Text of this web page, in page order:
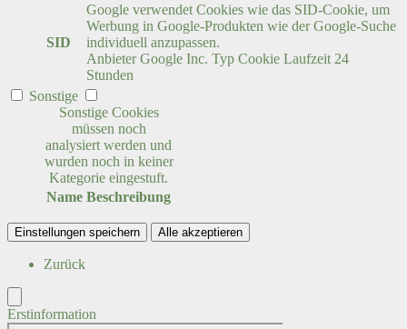
SID
Google verwendet Cookies wie das SID-Cookie, um
Werbung in Google-Produkten wie der Google-Suche
individuell anzupassen.
Anbieter Google Inc. Typ Cookie Laufzeit 24
Stunden
Sonstige
Sonstige Cookies
müssen noch
analysiert werden und
wurden noch in keiner
Kategorie eingestuft.
Name Beschreibung
Einstellungen speichern Alle akzeptieren
Zurück
Erstinformation